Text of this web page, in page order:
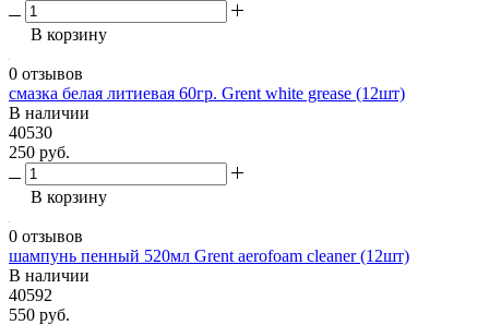
В корзину
0 отзывов
смазка белая литиевая 60гр. Grent white grease (12шт)
В наличии
40530
250 руб.
В корзину
0 отзывов
шампунь пенный 520мл Grent aerofoam cleaner (12шт)
В наличии
40592
550 руб.